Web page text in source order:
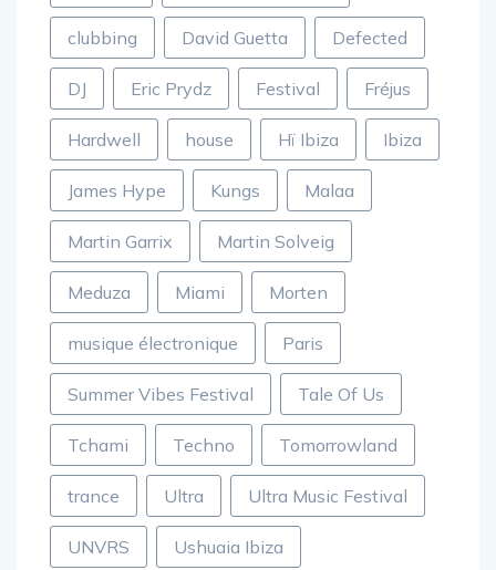
clubbing David Guetta Defected
DJ Eric Prydz Festival Fréjus
Hardwell house Hï Ibiza Ibiza
James Hype Kungs Malaa
Martin Garrix Martin Solveig
Meduza Miami Morten
musique électronique Paris
Summer Vibes Festival Tale Of Us
Tchami Techno Tomorrowland
trance Ultra Ultra Music Festival
UNVRS Ushuaia Ibiza